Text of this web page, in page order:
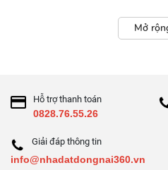
Mở
Hỗ trợ thanh toán
0828.76.55.26
Giải đáp thông tin
info@nhadatdongnai360.vn